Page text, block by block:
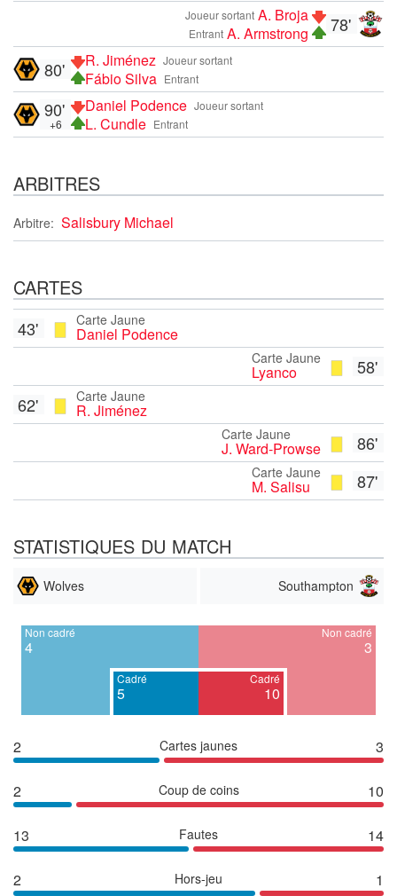
78'
Joueur sortant A. Broja
Entrant A. Armstrong
Joueur sortant
R. Jiménez
Entrant
Fábio Silva
80'
Joueur sortant
Daniel Podence
Entrant
L. Cundle
90'
+6
ARBITRES
Arbitre: Salisbury Michael
CARTES
Carte Jaune
Daniel Podence
43'
58'
Carte Jaune
Lyanco
Carte Jaune
R. Jiménez
62'
86'
Carte Jaune
J. Ward-Prowse
87'
Carte Jaune
M. Salisu
STATISTIQUES DU MATCH
Wolves Southampton
Non cadré
4
Cadré
5
Cadré
10
Non cadré
3
2 Cartes jaunes 3
2 Coup de coins 10
13 Fautes 14
2 Hors-jeu 1